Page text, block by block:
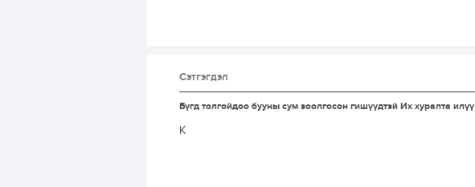
Сэтгэгдэл
Бүгд толгойдоо бууны сум зоолгосон гишүүдтэй Их хуралта илүү
K